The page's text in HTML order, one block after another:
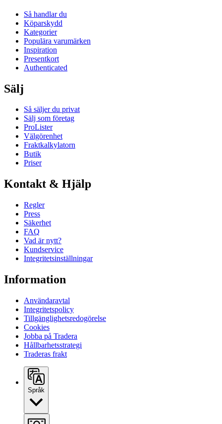
Så handlar du
Köparskydd
Kategorier
Populära varumärken
Inspiration
Presentkort
Authenticated
Sälj
Så säljer du privat
Sälj som företag
ProLister
Välgörenhet
Fraktkalkylatorn
Butik
Priser
Kontakt & Hjälp
Regler
Press
Säkerhet
FAQ
Vad är nytt?
Kundservice
Integritetsinställningar
Information
Användaravtal
Integritetspolicy
Tillgänglighetsredogörelse
Cookies
Jobba på Tradera
Hållbarhetsstrategi
Traderas frakt
Språk